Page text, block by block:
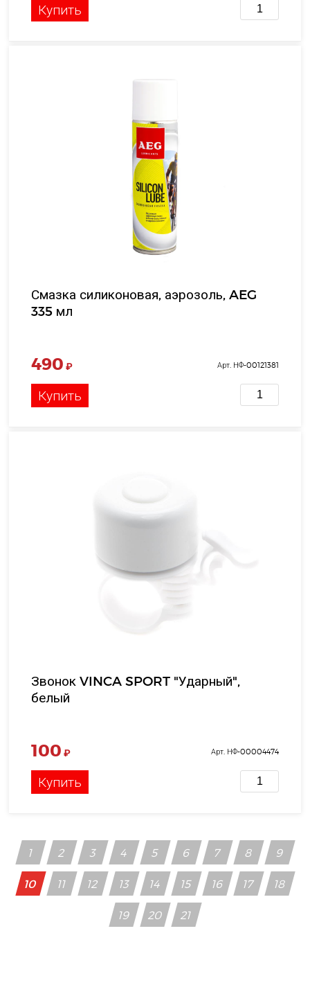
Купить
Смазка силиконовая, аэрозоль, AEG
335 мл
490 ₽ Арт. НФ-00121381
Купить
Звонок VINCA SPORT "Ударный",
белый
100 ₽ Арт. НФ-00004474
Купить
1 2 3 4 5 6 7 8 9
10 11 12 13 14 15 16 17 18
19 20 21